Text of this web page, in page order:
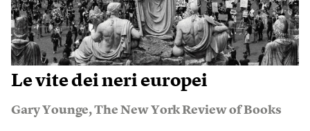
Le vite dei neri europei
Gary Younge,The New York Review of Books